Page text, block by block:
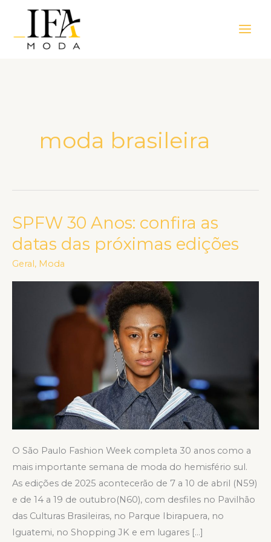
Menu
moda brasileira
SPFW 30 Anos: confira as
datas das próximas edições
Geral , Moda
O São Paulo Fashion Week completa 30 anos como a
mais importante semana de moda do hemisfério sul.
As edições de 2025 acontecerão de 7 a 10 de abril (N59)
e de 14 a 19 de outubro(N60), com desfiles no Pavilhão
das Culturas Brasileiras, no Parque Ibirapuera, no
Iguatemi, no Shopping JK e em lugares […]
SPFW
30
Anos:
confira
as